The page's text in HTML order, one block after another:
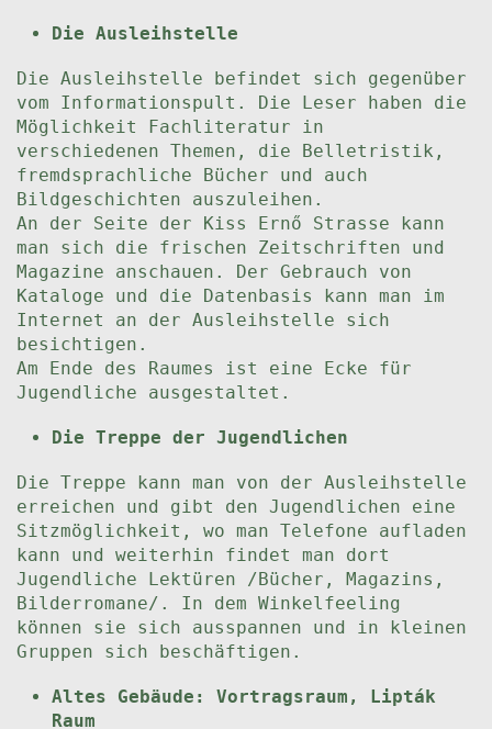
Die Ausleihstelle
Die Ausleihstelle befindet sich gegenüber
vom Informationspult. Die Leser haben die
Möglichkeit Fachliteratur in
verschiedenen Themen, die Belletristik,
fremdsprachliche Bücher und auch
Bildgeschichten auszuleihen.
An der Seite der Kiss Ernő Strasse kann
man sich die frischen Zeitschriften und
Magazine anschauen. Der Gebrauch von
Kataloge und die Datenbasis kann man im
Internet an der Ausleihstelle sich
besichtigen.
Am Ende des Raumes ist eine Ecke für
Jugendliche ausgestaltet.
Die Treppe der Jugendlichen
Die Treppe kann man von der Ausleihstelle
erreichen und gibt den Jugendlichen eine
Sitzmöglichkeit, wo man Telefone aufladen
kann und weiterhin findet man dort
Jugendliche Lektüren /Bücher, Magazins,
Bilderromane/. In dem Winkelfeeling
können sie sich ausspannen und in kleinen
Gruppen sich beschäftigen.
Altes Gebäude: Vortragsraum, Lipták
Raum